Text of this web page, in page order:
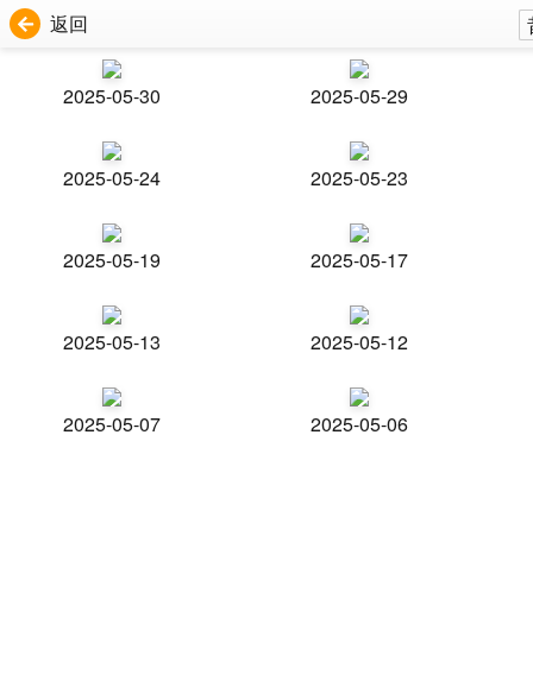
返回
2025-05-30 2025-05-29
2025-05-24 2025-05-23
2025-05-19 2025-05-17
2025-05-13 2025-05-12
2025-05-07 2025-05-06